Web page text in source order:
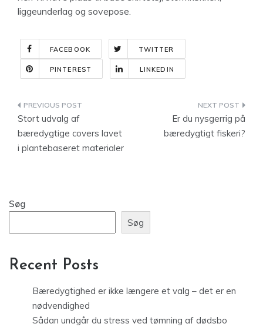
liggeunderlag og sovepose.
FACEBOOK TWITTER
PINTEREST LINKEDIN
Indlægsnavigation
Stort udvalg af
bæredygtige covers lavet
i plantebaseret materialer
Er du nysgerrig på
bæredygtigt fiskeri?
Søg
Søg
Recent Posts
Bæredygtighed er ikke længere et valg – det er en
nødvendighed
Sådan undgår du stress ved tømning af dødsbo